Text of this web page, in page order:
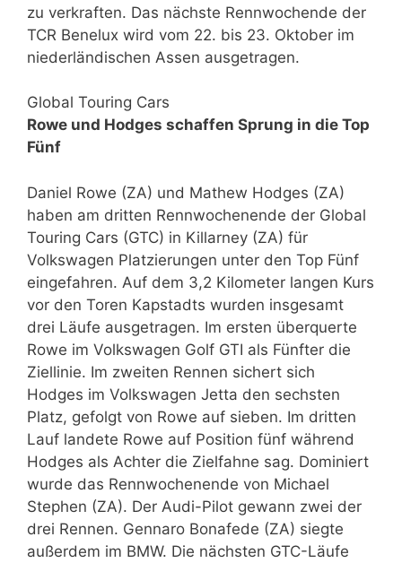
zu verkraften. Das nächste Rennwochende der
TCR Benelux wird vom 22. bis 23. Oktober im
niederländischen Assen ausgetragen.
Global Touring Cars
Rowe und Hodges schaffen Sprung in die Top
Fünf
Daniel Rowe (ZA) und Mathew Hodges (ZA)
haben am dritten Rennwochenende der Global
Touring Cars (GTC) in Killarney (ZA) für
Volkswagen Platzierungen unter den Top Fünf
eingefahren. Auf dem 3,2 Kilometer langen Kurs
vor den Toren Kapstadts wurden insgesamt
drei Läufe ausgetragen. Im ersten überquerte
Rowe im Volkswagen Golf GTI als Fünfter die
Ziellinie. Im zweiten Rennen sichert sich
Hodges im Volkswagen Jetta den sechsten
Platz, gefolgt von Rowe auf sieben. Im dritten
Lauf landete Rowe auf Position fünf während
Hodges als Achter die Zielfahne sag. Dominiert
wurde das Rennwochenende von Michael
Stephen (ZA). Der Audi-Pilot gewann zwei der
drei Rennen. Gennaro Bonafede (ZA) siegte
außerdem im BMW. Die nächsten GTC-Läufe